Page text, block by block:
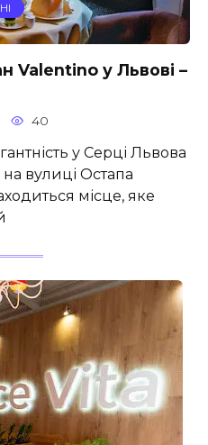
Valentino у Львові –
40
у Серці Львова
вулиці Остапа
місце, яке